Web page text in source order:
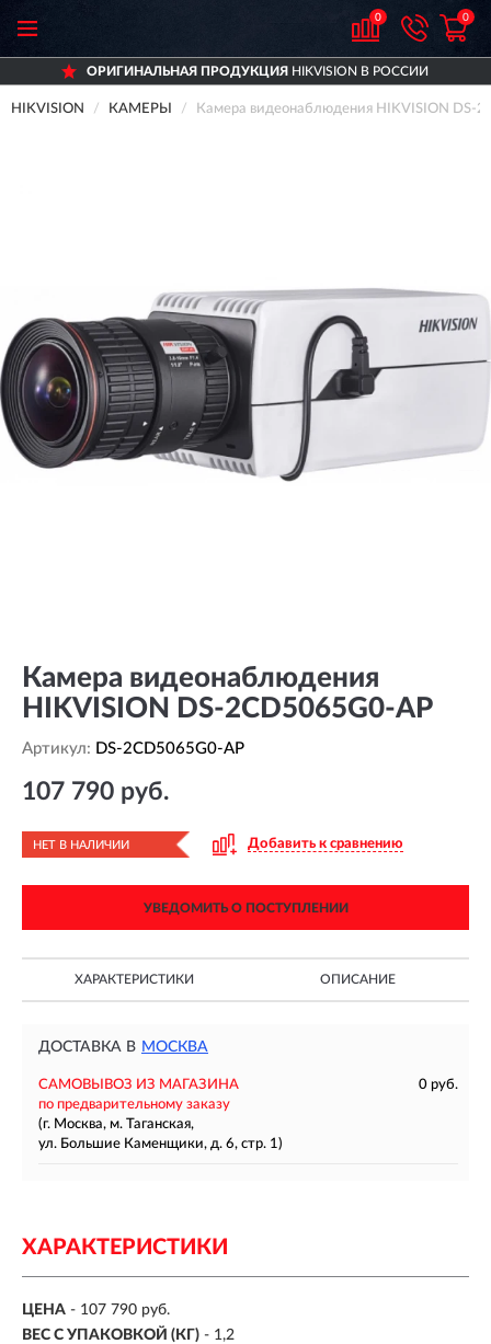
0 0
ОРИГИНАЛЬНАЯ ПРОДУКЦИЯ HIKVISION В РОССИИ
HIKVISION КАМЕРЫ Камера видеонаблюдения HIKVISION DS-
Камера видеонаблюдения
HIKVISION DS-2CD5065G0-AP
Артикул: DS-2CD5065G0-AP
107 790 руб.
НЕТ В НАЛИЧИИ Добавить к сравнению
УВЕДОМИТЬ О ПОСТУПЛЕНИИ
ХАРАКТЕРИСТИКИ ОПИСАНИЕ
ДОСТАВКА В МОСКВА
САМОВЫВОЗ ИЗ МАГАЗИНА
0 руб.
по предварительному заказу
(г. Москва, м. Таганская,
ул. Большие Каменщики, д. 6, стр. 1)
ХАРАКТЕРИСТИКИ
ЦЕНА - 107 790 руб.
ВЕС С УПАКОВКОЙ (КГ) - 1,2